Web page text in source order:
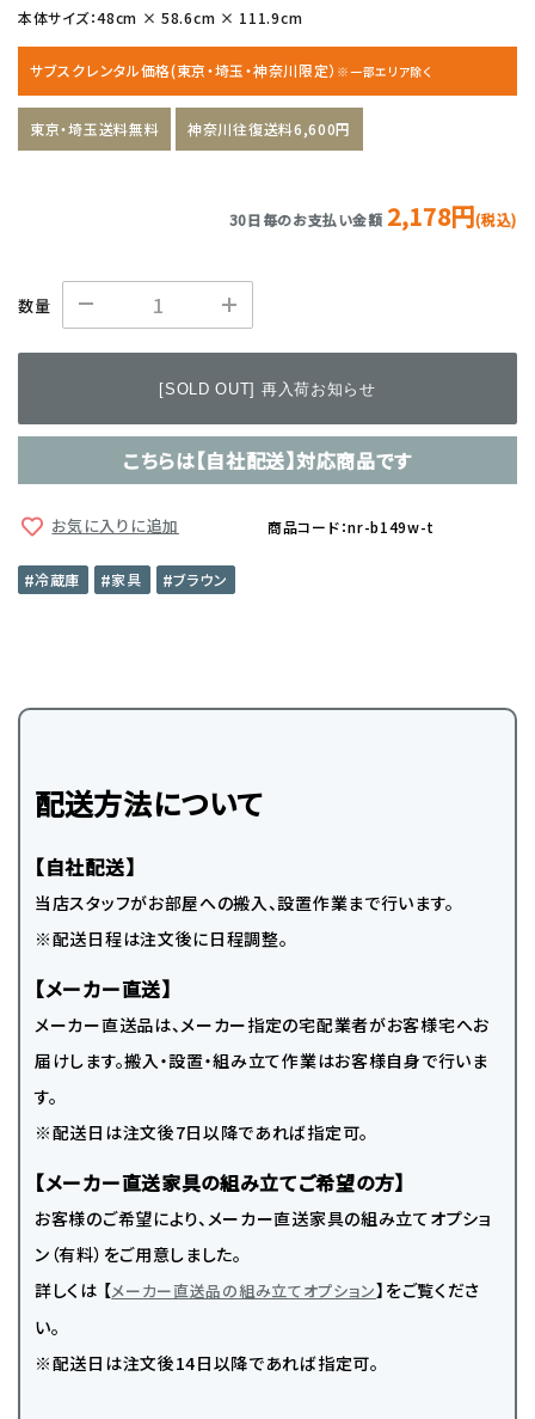
本体サイズ：48cm × 58.6cm × 111.9cm
サブスクレンタル価格(東京・埼玉・神奈川限定） ※一部エリア除く
東京・埼玉送料無料 神奈川往復送料6,600円
30日毎のお支払い金額 2,178円(税込)
数量
[SOLD OUT] 再入荷お知らせ
こちらは【自社配送】対応商品です
お気に入りに追加 商品コード：nr-b149w-t
冷蔵庫 家具 ブラウン
配送方法について
【自社配送】
当店スタッフがお部屋への搬入、設置作業まで行います。
※配送日程は注文後に日程調整。
【メーカー直送】
メーカー直送品は、メーカー指定の宅配業者がお客様宅へお
届けします。搬入・設置・組み立て作業はお客様自身で行いま
す。
※配送日は注文後7日以降であれば指定可。
【メーカー直送家具の組み立てご希望の方】
お客様のご希望により、メーカー直送家具の組み立てオプショ
ン（有料）をご用意しました。
詳しくは 【メーカー直送品の組み立てオプション】をご覧くださ
い。
※配送日は注文後14日以降であれば指定可。